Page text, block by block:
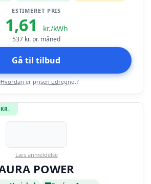
ESTIMERET PRIS
1,61 kr./kWh
537 kr. pr. måned
Gå til tilbud
Hvordan er prisen udregnet?
Læs anmeldelse
POWER